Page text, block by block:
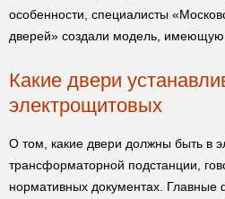
особенности, специалисты
дверей» создали модель, имеющую
Какие двери
электрощитовых
О том, какие двери должны быть в
трансформаторной подстанции,
нормативных документах. Главные